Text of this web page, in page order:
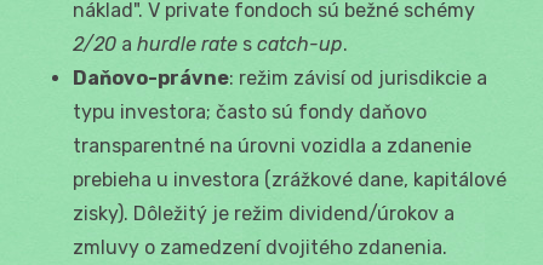
náklad". V private fondoch sú bežné schémy
2/20 a hurdle rate s catch-up.
Daňovo-právne: režim závisí od jurisdikcie a
typu investora; často sú fondy daňovo
transparentné na úrovni vozidla a zdanenie
prebieha u investora (zrážkové dane, kapitálové
zisky). Dôležitý je režim dividend/úrokov a
zmluvy o zamedzení dvojitého zdanenia.